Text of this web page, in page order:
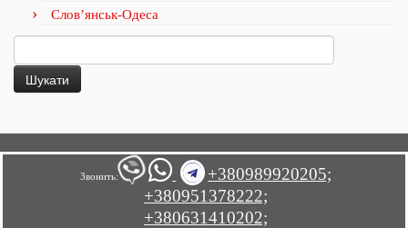
Слов’янськ-Одеса
Звонить:
+380989920205;
+380951378222;
+380631410202;